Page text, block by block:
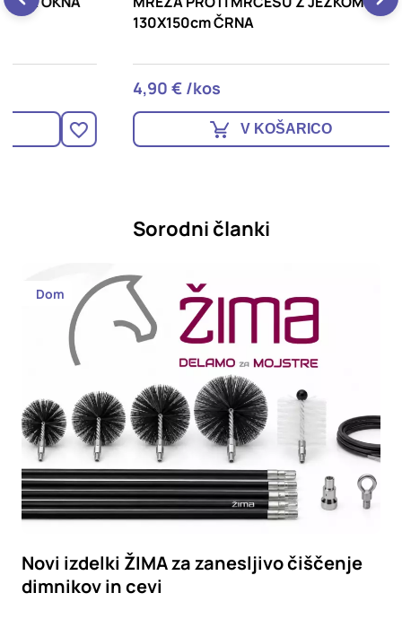
130X150cm ČRNA
V KOŠARICO
Sorodni članki
Dom
Novi izdelki ŽIMA za zanesljivo čiščenje
dimnikov in cevi